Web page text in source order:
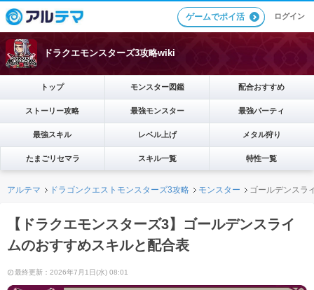
ゲームでポイ活 ログイン
ドラクエモンスターズ3攻略wiki
トップ モンスター図鑑 配合おすすめ
ストーリー攻略 最強モンスター 最強パーティ
最強スキル レベル上げ メタル狩り
たまごリセマラ スキル一覧 特性一覧
アルテマ ドラゴンクエストモンスターズ3攻略 モンスター ゴールデンスラ
【ドラクエモンスターズ3】ゴールデンスライ
ムのおすすめスキルと配合表
最終更新：2026年7月1日(水) 08:01